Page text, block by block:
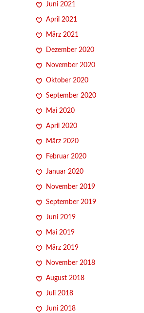
Juni 2021
April 2021
März 2021
Dezember 2020
November 2020
Oktober 2020
September 2020
Mai 2020
April 2020
März 2020
Februar 2020
Januar 2020
November 2019
September 2019
Juni 2019
Mai 2019
März 2019
November 2018
August 2018
Juli 2018
Juni 2018